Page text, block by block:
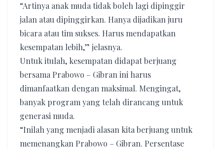
“Artinya anak muda tidak boleh lagi dipinggir
jalan atau dipinggirkan. Hanya dijadikan juru
bicara atau tim sukses. Harus mendapatkan
kesempatan lebih,” jelasnya.
Untuk itulah, kesempatan didapat berjuang
bersama Prabowo – Gibran ini harus
dimanfaatkan dengan maksimal. Mengingat,
banyak program yang telah dirancang untuk
generasi muda.
“Inilah yang menjadi alasan kita berjuang untuk
memenangkan Prabowo – Gibran. Persentase